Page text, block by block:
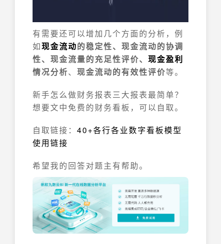
有需要还可以增加几个方面的分析，例
如现金流动的稳定性、现金流动的协调
性、现金流量的充足性评价、 现金盈利
情况分析、 现金流动的有效性评价等。
新手怎么做财务报表三大报表最简单？
想要文中免费的财务看板，可以自取。
自取链接： 40+各行各业数字看板模型
使用链接
希望我的回答对题主有帮助。